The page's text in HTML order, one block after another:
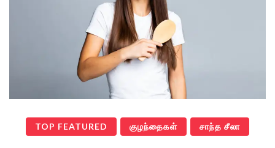
TOP FEATURED குழந்தைகள் சாந்த சீலா